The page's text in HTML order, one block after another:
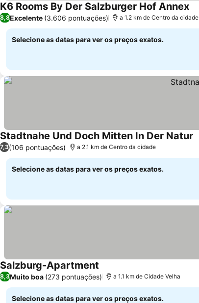
K6 Rooms By Der Salzburger Hof Annex
8,8Excelente (3.606 pontuações) a 1.2 km de Centro da cidade
Selecione as datas para ver os preços exatos.
Stadtnahe Und Doch Mitten In Der Natur
7,3(106 pontuações) a 2.1 km de Centro da cidade
Selecione as datas para ver os preços exatos.
Salzburg-Apartment
8,3Muito boa (273 pontuações) a 1.1 km de Cidade Velha
Selecione as datas para ver os preços exatos.